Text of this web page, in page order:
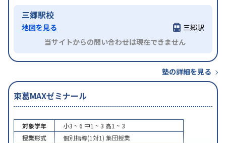
三郷駅校
地図を見る
三郷駅
当サイトからの問い合わせは現在できません
塾の詳細を見る
東葛MAXゼミナール
対象学年 小3 ~ 6 中1 ~ 3 高1 ~ 3
授業形式
個別指導(1対1) 集団授業